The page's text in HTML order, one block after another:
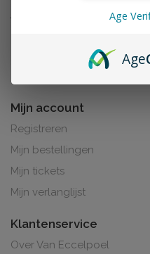
Mijn account
Registreren
Mijn bestellingen
Mijn tickets
Mijn verlanglijst
Klantenservice
Over Van Eccelpoel
Age
Age